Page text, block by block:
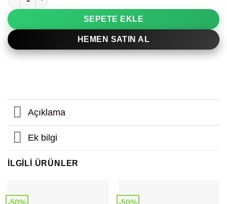
SEPETE EKLE
HEMEN SATIN AL
Açıklama
Ek bilgi
İLGILI ÜRÜNLER